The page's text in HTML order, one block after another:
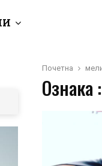
Почетна
Ознака